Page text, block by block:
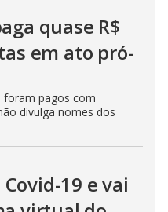
quase R$
em ato pró-
foram pagos com
divulga nomes dos
19 e vai